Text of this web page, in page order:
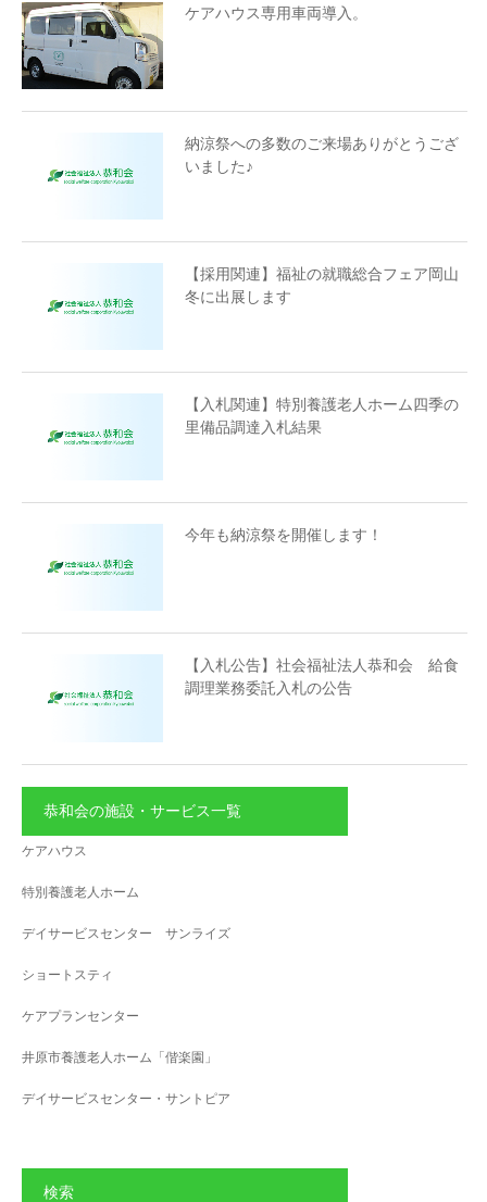
ケアハウス専用車両導入。
納涼祭への多数のご来場ありがとうござ
いました♪
【採用関連】福祉の就職総合フェア岡山
冬に出展します
【入札関連】特別養護老人ホーム四季の
里備品調達入札結果
今年も納涼祭を開催します！
【入札公告】社会福祉法人恭和会 給食
調理業務委託入札の公告
恭和会の施設・サービス一覧
ケアハウス
特別養護老人ホーム
デイサービスセンター サンライズ
ショートスティ
ケアプランセンター
井原市養護老人ホーム「偕楽園」
デイサービスセンター・サントピア
検索